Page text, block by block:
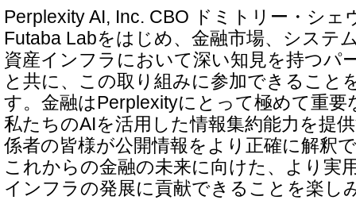
Perplexity AI, Inc. CBO ドミトリー・シェ
Futaba Labをはじめ、金融市場、システ
資産インフラにおいて深い知見を持つパ
と共に、この取り組みに参加できること
す。金融はPerplexityにとって極めて重
私たちのAIを活用した情報集約能力を提
係者の皆様が公開情報をより正確に解釈
これからの金融の未来に向けた、より実
インフラの発展に貢献できることを楽し